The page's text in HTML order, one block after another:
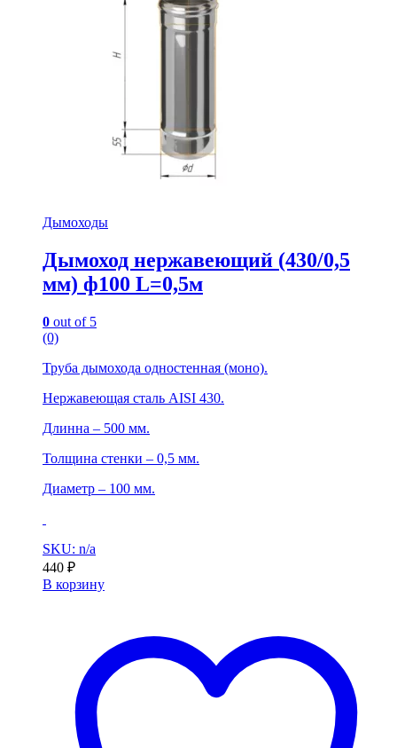
Дымоходы
Дымоход нержавеющий (430/0,5
мм) ф100 L=0,5м
0 out of 5
(0)
Труба дымохода одностенная (моно).
Нержавеющая сталь AISI 430.
Длинна – 500 мм.
Толщина стенки – 0,5 мм.
Диаметр – 100 мм.
SKU: n/a
440 ₽
В корзину